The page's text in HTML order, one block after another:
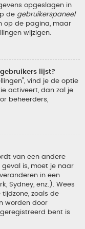
opgeslagen in
de gebruikerspaneel
op de pagina, maar
wijzigen.
lijst?
vind je de optie
activeert, dan zal je
beheerders,
van een andere
is, moet je naar
in een
Sydney, enz.). Wees
zoals de
worden door
bent is